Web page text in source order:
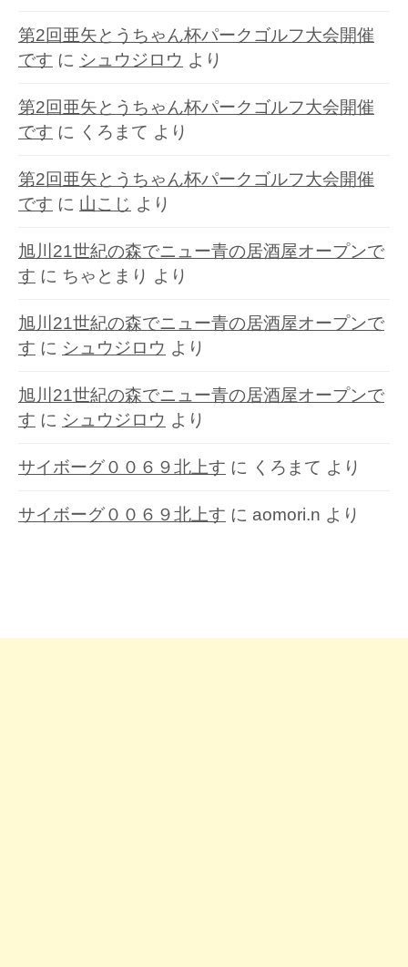
第2回亜矢とうちゃん杯パークゴルフ大会開催
です に シュウジロウ より
第2回亜矢とうちゃん杯パークゴルフ大会開催
です に くろまて より
第2回亜矢とうちゃん杯パークゴルフ大会開催
です に 山こじ より
旭川21世紀の森でニュー青の居酒屋オープンで
す に ちゃとまり より
旭川21世紀の森でニュー青の居酒屋オープンで
す に シュウジロウ より
旭川21世紀の森でニュー青の居酒屋オープンで
す に シュウジロウ より
サイボーグ００６９北上す に くろまて より
サイボーグ００６９北上す に aomori.n より